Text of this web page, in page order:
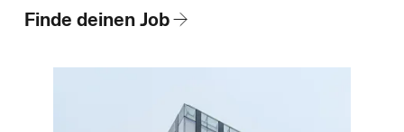
Finde deinen Job